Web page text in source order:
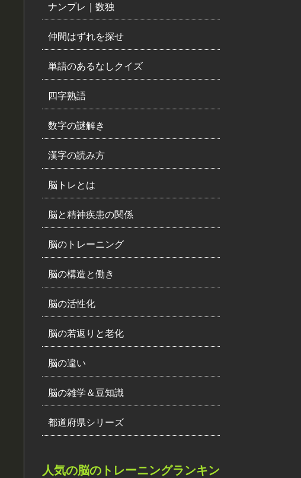
ナンプレ｜数独
仲間はずれを探せ
単語のあるなしクイズ
四字熟語
数字の謎解き
漢字の読み方
脳トレとは
脳と精神疾患の関係
脳のトレーニング
脳の構造と働き
脳の活性化
脳の若返りと老化
脳の違い
脳の雑学＆豆知識
都道府県シリーズ
人気の脳のトレーニングランキン